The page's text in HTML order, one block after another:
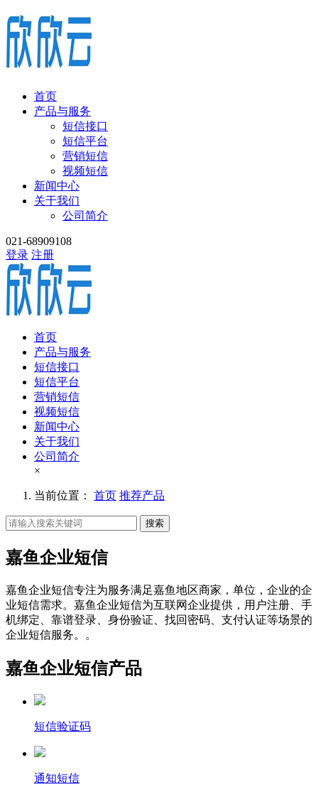
首页
产品与服务
短信接口
短信平台
营销短信
视频短信
新闻中心
关于我们
公司简介
021-68909108
登录 注册
首页
产品与服务
短信接口
短信平台
营销短信
视频短信
新闻中心
关于我们
公司简介
×
当前位置： 首页 推荐产品
搜索
嘉鱼企业短信
嘉鱼企业短信专注为服务满足嘉鱼地区商家，单位，企业的企
业短信需求。嘉鱼企业短信为互联网企业提供，用户注册、手
机绑定、靠谱登录、身份验证、找回密码、支付认证等场景的
企业短信服务。。
嘉鱼企业短信产品
短信验证码
通知短信